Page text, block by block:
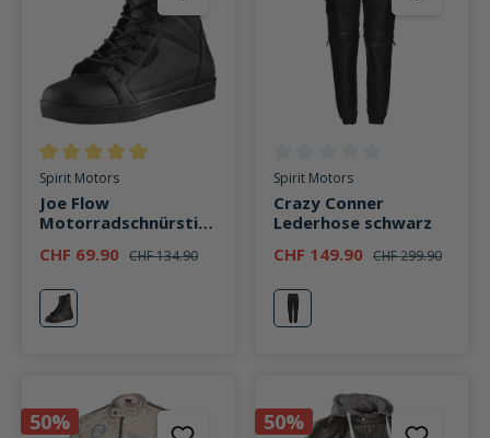
Durchschnittliche Bewertung von 5 von 5 Sternen
Spirit Motors
Joe Flow
Motorradschnürstief
CHF 69.90 CHF 134.90
schwarz
Durchschnittliche Bewertung
Spirit Motors
Crazy Conner
Lederhose schwarz
CHF 149.90 CHF 299.90
schwarz
50% 50%